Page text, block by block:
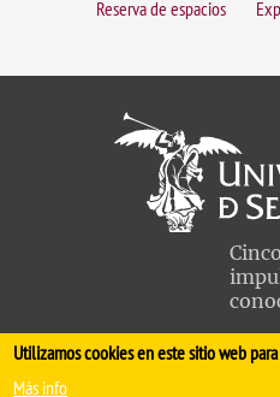
Reserva de espacios
FACULTAD DE
Utilizamos cookies en este sitio web
Más info